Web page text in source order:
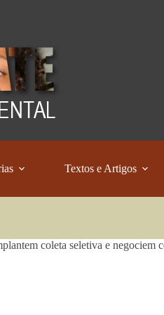
Textos e Artigos
coleta seletiva e negociem